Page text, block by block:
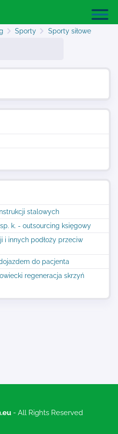
Sporty Sporty siłowe
stalowych
k. - outsourcing księgowy
i innych podłoży przeciw
do pacjenta
regeneracja skrzyń
- All Rights Reserved